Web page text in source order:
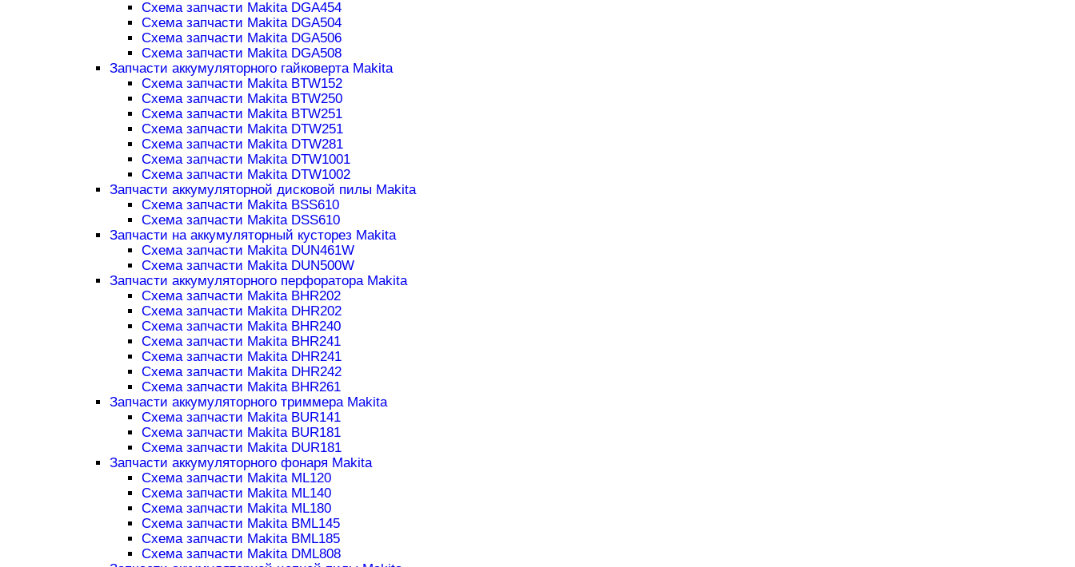
Схема запчасти Makita DGA454
Схема запчасти Makita DGA504
Схема запчасти Makita DGA506
Схема запчасти Makita DGA508
Запчасти аккумуляторного гайковерта Makita
Схема запчасти Makita BTW152
Схема запчасти Makita BTW250
Схема запчасти Makita BTW251
Схема запчасти Makita DTW251
Схема запчасти Makita DTW281
Схема запчасти Makita DTW1001
Схема запчасти Makita DTW1002
Запчасти аккумуляторной дисковой пилы Makita
Схема запчасти Makita BSS610
Схема запчасти Makita DSS610
Запчасти на аккумуляторный кусторез Makita
Схема запчасти Makita DUN461W
Схема запчасти Makita DUN500W
Запчасти аккумуляторного перфоратора Makita
Схема запчасти Makita BHR202
Схема запчасти Makita DHR202
Схема запчасти Makita BHR240
Схема запчасти Makita BHR241
Схема запчасти Makita DHR241
Схема запчасти Makita DHR242
Схема запчасти Makita BHR261
Запчасти аккумуляторного триммера Makita
Схема запчасти Makita BUR141
Схема запчасти Makita BUR181
Схема запчасти Makita DUR181
Запчасти аккумуляторного фонаря Makita
Схема запчасти Makita ML120
Схема запчасти Makita ML140
Схема запчасти Makita ML180
Схема запчасти Makita BML145
Схема запчасти Makita BML185
Схема запчасти Makita DML808